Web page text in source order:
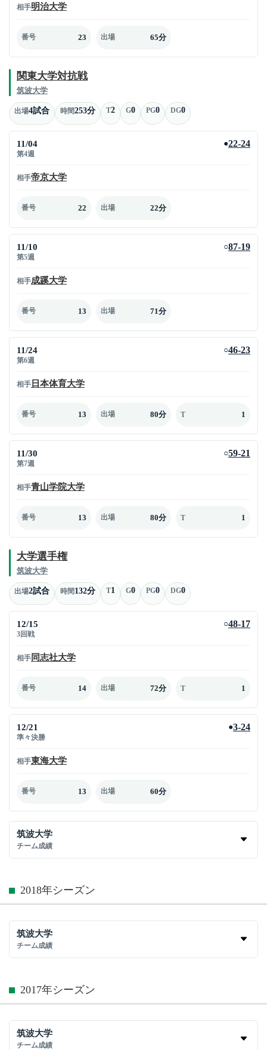
相手明治大学
番号 23 出場 65分
関東大学対抗戦
筑波大学
出場4試合 時間253分 T2 G0 PG0 DG0
11/04
第4週
●22-24
相手帝京大学
番号 22 出場 22分
11/10
第5週
○87-19
相手成蹊大学
番号 13 出場 71分
11/24
第6週
○46-23
相手 日本体育大学
番号 13 出場 80分 T 1
11/30
第7週
○59-21
相手青山学院大学
番号 13 出場 80分 T 1
大学選手権
筑波大学
出場2試合 時間132分 T1 G0 PG0 DG0
12/15
3回戦
○48-17
相手 同志社大学
番号 14 出場 72分 T 1
12/21
準々決勝
●3-24
相手東海大学
番号 13 出場 60分
筑波大学
チーム成績
2018年シーズン
筑波大学
チーム成績
2017年シーズン
筑波大学
チーム成績